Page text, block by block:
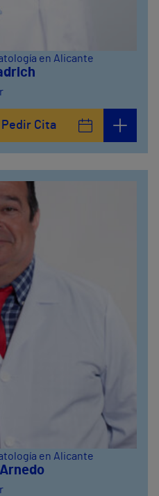
en Alicante
Pedir Cita
en Alicante